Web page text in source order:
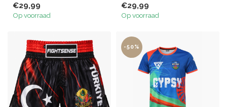
€29,99
Op voorraad
sneldrogend...
€29,99
Op voorraad
-50%